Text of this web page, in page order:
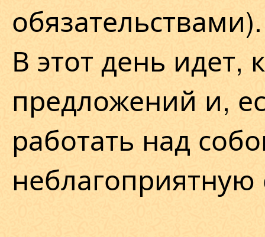
обязательствами).
В этот день идет,
предложений и,
работать над